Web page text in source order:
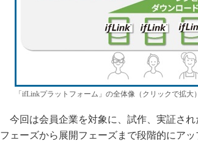
「ifLinkプラットフォーム」の全体像（クリックで拡
今回は会員企業を対象に、試作、実証さ
フェーズから展開フェーズまで段階的にア